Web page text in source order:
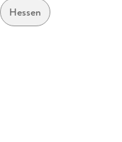
Hessen